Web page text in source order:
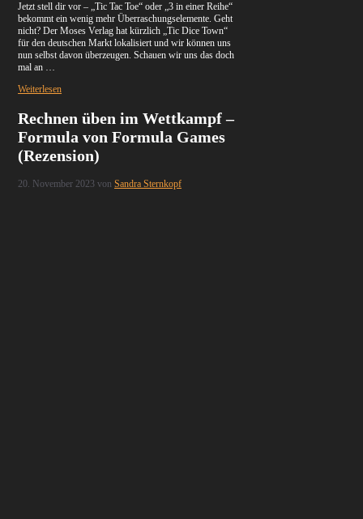
Jetzt stell dir vor – „Tic Tac Toe“ oder „3 in einer Reihe“
bekommt ein wenig mehr Überraschungselemente. Geht
nicht? Der Moses Verlag hat kürzlich „Tic Dice Town“
für den deutschen Markt lokalisiert und wir können uns
nun selbst davon überzeugen. Schauen wir uns das doch
mal an …
Weiterlesen
Rechnen üben im Wettkampf –
Formula von Formula Games
(Rezension)
20. November 2023 vonSandra Sternkopf